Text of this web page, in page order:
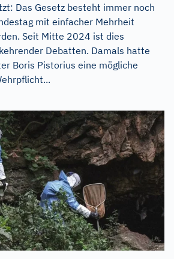
Das Gesetz besteht immer noch
mit einfacher Mehrheit
Seit Mitte 2024 ist dies
Debatten. Damals hatte
Boris Pistorius eine mögliche